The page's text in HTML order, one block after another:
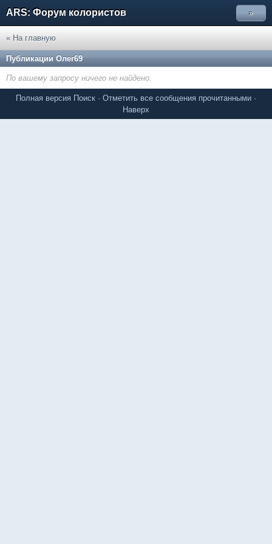
ARS: Форум колористов »
« На главную
Публикации Олег69
По вашему запросу ничего не найдено.
Полная версия Поиск · Отметить все сообщения прочитанными ·
Наверх